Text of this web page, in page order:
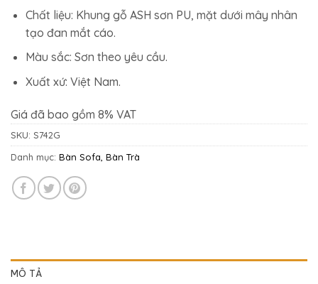
Chất liệu: Khung gỗ ASH sơn PU, mặt dưới mây nhân
tạo đan mắt cáo.
Màu sắc: Sơn theo yêu cầu.
Xuất xứ: Việt Nam.
Giá đã bao gồm 8% VAT
SKU: S742G
Danh mục: Bàn Sofa, Bàn Trà
MÔ TẢ